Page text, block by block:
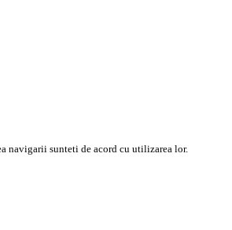
navigarii sunteti de acord cu utilizarea lor.